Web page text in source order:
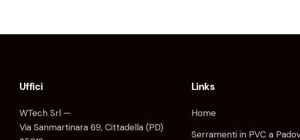
Uffici
WTech Srl —
Via Sanmartinara 69, Cittadella (PD)
Links
Home
Serramenti in PVC a